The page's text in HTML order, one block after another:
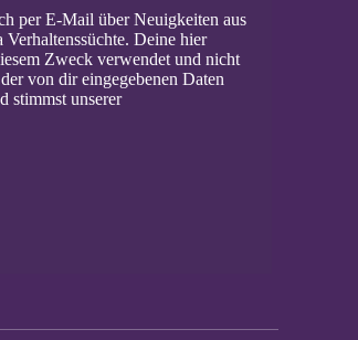
per E-Mail über Neuigkeiten aus
Deine hier
Zweck verwendet und nicht
von dir eingegebenen Daten
stimmst unserer